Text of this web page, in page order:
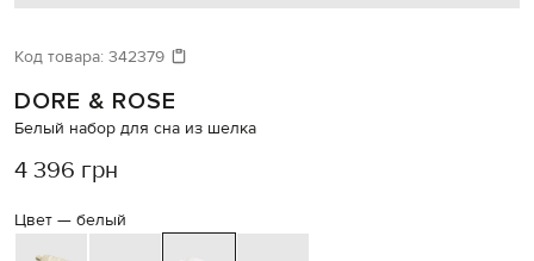
Код товара: 342379
DORE & ROSE
Белый набор для сна из шелка
4 396 грн
Цвет — белый